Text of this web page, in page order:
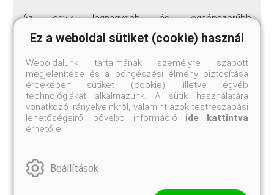
Az egyik legnagyobb és legnépszerűbb
összefoglaló beszámolót, az Aroidok-at lelkesen
elragadó stílusáért és tudományos alaposságáért.
Ebben a teljesen naprakész második kiadásban
megismerhetjük az elmúlt évtized felfedezéseit, ahogy
a család 2500 fajtáról közel 3200-ra növekedett. A
nemzettség címjegyzékében a legújabb rendszertani
és szaknyelvi meghatározások szerepelnek, s az
szóló új útmutató egészíti ki ezt a figyelemreméltó
növénycsaládot bemutató kötetet.
Ez a weboldal sütiket (cookie) használ
Weboldalunk tartalmának személyre szabott
megjelenítése és a böngészési élmény biztosítása
érdekében sütiket (cookie), illetve egyéb
technológiákat alkalmazunk. A sütik használatára
vonatkozó irányelveinkről, valamint azok testreszabási
lehetőségeiről bővebb információ ide kattintva
érhető el.
Beállítások